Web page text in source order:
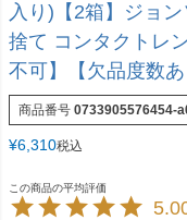
入り)【2箱】ジョ
捨て コンタクトレ
不可】【欠品度数あ
商品番号 0733905576454-
¥6,310税込